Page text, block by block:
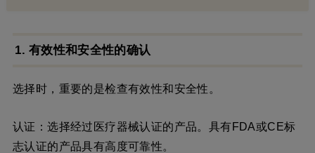
1. 有效性和安全性的确认
选择时，重要的是检查有效性和安全性。
认证：选择经过医疗器械认证的产品。具有FDA或CE标
志认证的产品具有高度可靠性。